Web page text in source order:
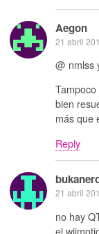
Aegon
21 abril
@ nmlss
bien
más que
Reply
21 abril
no hay
el